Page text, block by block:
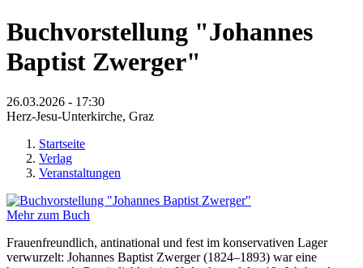
Buchvorstellung "Johannes
Baptist Zwerger"
26.03.2026 - 17:30
Herz-Jesu-Unterkirche, Graz
Sie sind hier
Startseite
Verlag
Veranstaltungen
Mehr zum Buch
Frauenfreundlich, antinational und fest im konservativen Lager
verwurzelt: Johannes Baptist Zwerger (1824–1893) war eine